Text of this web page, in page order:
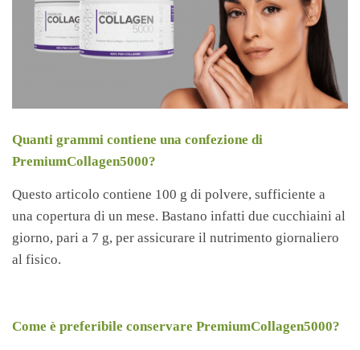
Quanti grammi contiene una confezione di
PremiumCollagen5000?
Questo articolo contiene 100 g di polvere, sufficiente a
una copertura di un mese. Bastano infatti due cucchiaini al
giorno, pari a 7 g, per assicurare il nutrimento giornaliero
al fisico.
Come è preferibile conservare PremiumCollagen5000?